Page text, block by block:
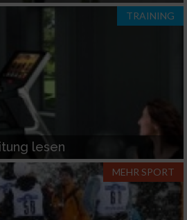
TRAINING
lesen
MEHR SPORT
Daten zur Auswahl
für personalisierte
zur Auswahl
zur Personalisierung
zur Auswahl